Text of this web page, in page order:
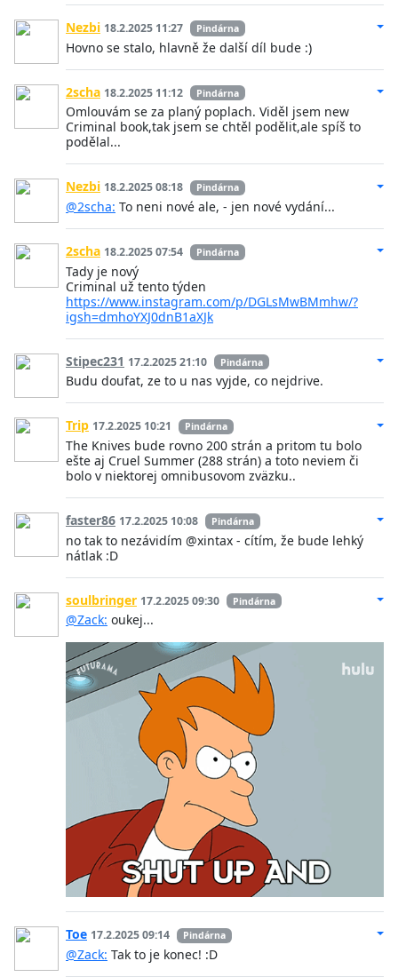
Nezbi 18.2.2025 11:27 Pindárna
Hovno se stalo, hlavně že další díl bude :)
2scha 18.2.2025 11:12 Pindárna
Omlouvám se za planý poplach. Viděl jsem new
Criminal book,tak jsem se chtěl podělit,ale spíš to
podělal...
Nezbi 18.2.2025 08:18 Pindárna
@2scha: To neni nové ale, - jen nové vydání...
2scha 18.2.2025 07:54 Pindárna
Tady je nový
Criminal už tento týden
https://www.instagram.com/p/DGLsMwBMmhw/?
igsh=dmhoYXJ0dnB1aXJk
Stipec231 17.2.2025 21:10 Pindárna
Budu doufat, ze to u nas vyjde, co nejdrive.
Trip 17.2.2025 10:21 Pindárna
The Knives bude rovno 200 strán a pritom tu bolo
ešte aj Cruel Summer (288 strán) a toto neviem či
bolo v niektorej omnibusovom zväzku..
faster86 17.2.2025 10:08 Pindárna
no tak to nezávidím @xintax - cítím, že bude lehký
nátlak :D
soulbringer 17.2.2025 09:30 Pindárna
@Zack: oukej...
Toe 17.2.2025 09:14 Pindárna
@Zack: Tak to je konec! :D